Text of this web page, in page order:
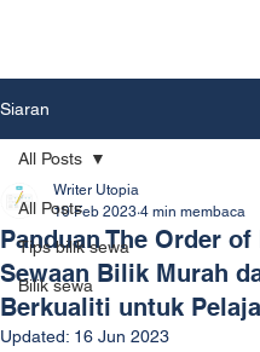
Siaran
All Posts
Tips bilik sewa
Bilik sewa
All Posts
Panduan The Order of
Sewaan Bilik Murah
Berkualiti untuk
Writer Utopia
10 Feb 2023 4 min membaca
Updated: 16 Jun 2023